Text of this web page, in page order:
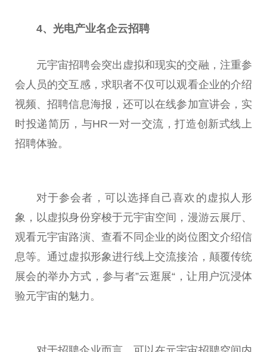
4、光电产业名企云招聘
元宇宙招聘会突出虚拟和现实的交融，注重参
会人员的交互感，求职者不仅可以观看企业的介绍
视频、招聘信息海报，还可以在线参加宣讲会，实
时投递简历，与HR一对一交流，打造创新式线上
招聘体验。
对于参会者，可以选择自己喜欢的虚拟人形
象，以虚拟身份穿梭于元宇宙空间，漫游云展厅、
观看元宇宙路演、查看不同企业的岗位图文介绍信
息等。通过虚拟形象进行线上交流接洽，颠覆传统
展会的举办方式，参与者”云逛展“，让用户沉浸体
验元宇宙的魅力。